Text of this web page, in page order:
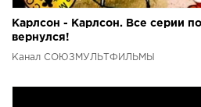
Карлсон - Карлсон. Все серии
вернулся!
Канал СОЮЗМУЛЬТФИЛЬМЫ